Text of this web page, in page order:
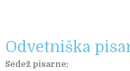
Odvetniška
Sedež pisarne: